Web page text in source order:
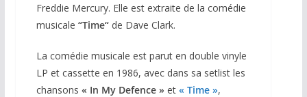
Freddie Mercury. Elle est extraite de la comédie
musicale “Time“de Dave Clark.
La comédie musicale est parut en double vinyle
LP et cassette en 1986, avec dans sa setlist les
chansons « In My Defence » et « Time »,